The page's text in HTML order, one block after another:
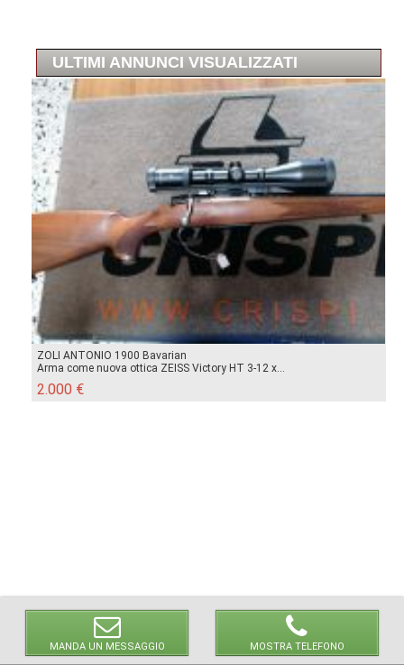
MANDA UN MESSAGGIO MOSTRA TELEFONO
ULTIMI ANNUNCI VISUALIZZATI
ZOLI ANTONIO 1900 Bavarian
Arma come nuova ottica ZEISS Victory HT 3-12 x...
2.000 €